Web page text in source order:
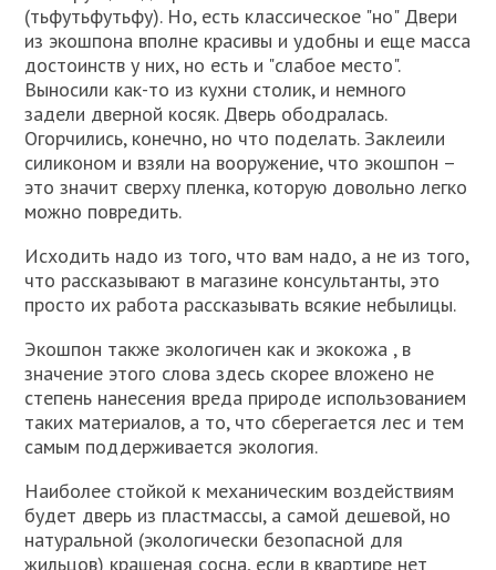
(тьфутьфутьфу). Но, есть классическое "но" Двери
из экошпона вполне красивы и удобны и еще масса
достоинств у них, но есть и "слабое место".
Выносили как-то из кухни столик, и немного
задели дверной косяк. Дверь ободралась.
Огорчились, конечно, но что поделать. Заклеили
силиконом и взяли на вооружение, что экошпон –
это значит сверху пленка, которую довольно легко
можно повредить.
Исходить надо из того, что вам надо, а не из того,
что рассказывают в магазине консультанты, это
просто их работа рассказывать всякие небылицы.
Экошпон также экологичен как и экокожа , в
значение этого слова здесь скорее вложено не
степень нанесения вреда природе использованием
таких материалов, а то, что сберегается лес и тем
самым поддерживается экология.
Наиболее стойкой к механическим воздействиям
будет дверь из пластмассы, а самой дешевой, но
натуральной (экологически безопасной для
жильцов) крашеная сосна, если в квартире нет